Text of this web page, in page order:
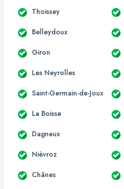
Thoissey
Belleydoux
Giron
Les Neyrolles
Saint-Germain-de-Joux
La Boisse
Dagneux
Nièvroz
Chânes